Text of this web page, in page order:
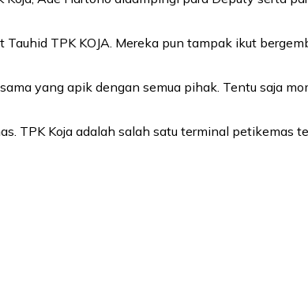
TPK KOJA. Mereka pun tampak ikut
yang apik dengan semua pihak. Tentu saja
TPK Koja adalah salah satu terminal petikemas